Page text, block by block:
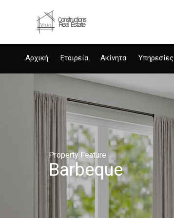
Αρχική Εταιρεία Ακίνητα Υπηρεσίες
Property Feature
Barbeque